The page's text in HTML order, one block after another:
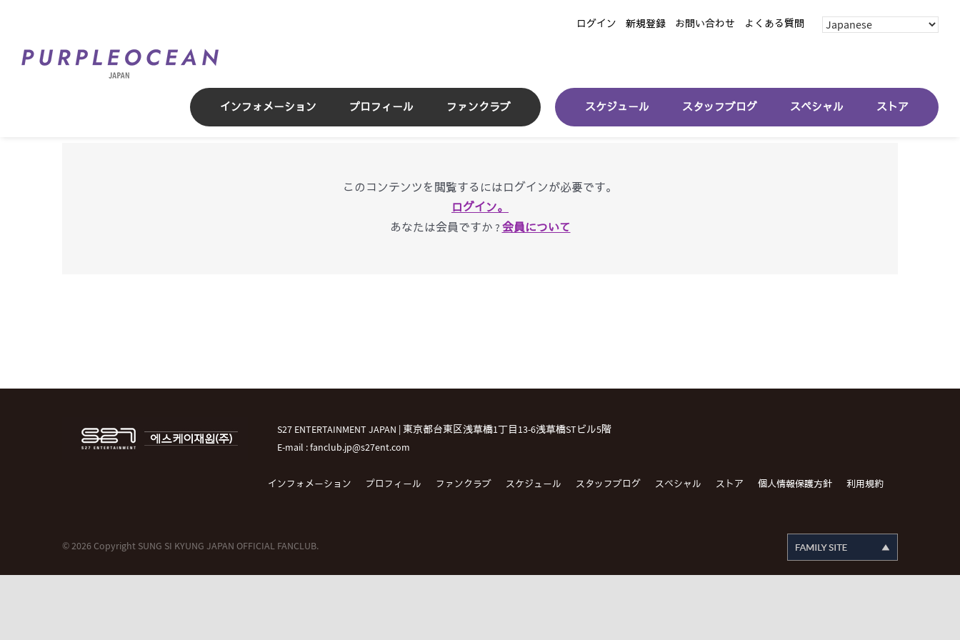
content
ログイン 新規登録 お問い合わせ よくある質問
インフォメーション プロフィール ファンクラブ スケジュール スタッフブログ スペシャル ストア
このコンテンツを閲覧するにはログインが必要です。
ログイン。
あなたは会員ですか ? 会員について
S27 ENTERTAINMENT JAPAN | 東京都台東区浅草橋1丁目13-6浅草橋STビル5階
E-mail : fanclub.jp@s27ent.com
インフォメーション プロフィール ファンクラブ スケジュール スタッフブログ スペシャル ストア 個人情報保護方針 利用規約
© 2026 Copyright SUNG SI KYUNG JAPAN OFFICIAL FANCLUB.